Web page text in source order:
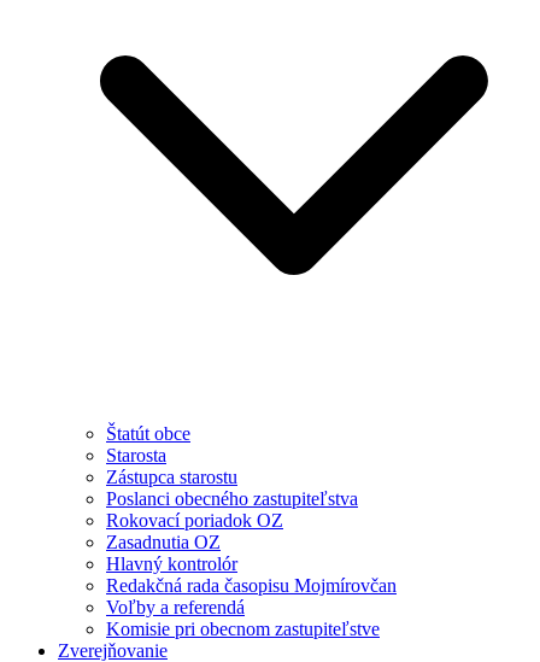
Štatút obce
Starosta
Zástupca starostu
Poslanci obecného zastupiteľstva
Rokovací poriadok OZ
Zasadnutia OZ
Hlavný kontrolór
Redakčná rada časopisu Mojmírovčan
Voľby a referendá
Komisie pri obecnom zastupiteľstve
Zverejňovanie